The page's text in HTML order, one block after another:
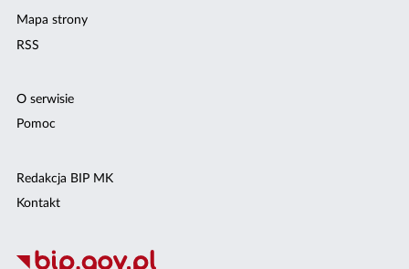
Mapa strony
RSS
O serwisie
Pomoc
Redakcja BIP MK
Kontakt